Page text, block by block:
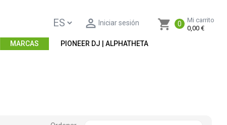
shopping_cart 0
Mi carrito
0,00 €
 Iniciar sesión
MARCAS PIONEER DJ | ALPHATHETA